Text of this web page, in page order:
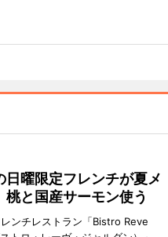
日曜限定フレンチが夏メ
と国産サーモン使う
ンチレストラン「Bistro Reve